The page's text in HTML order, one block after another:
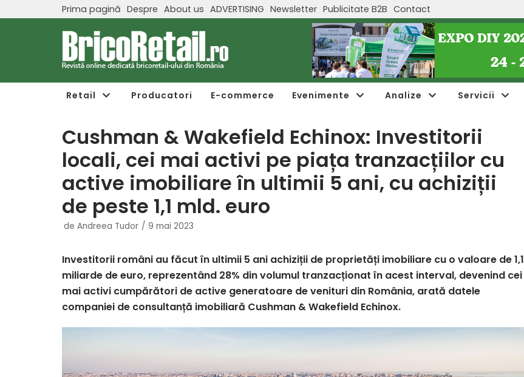
Prima pagină Despre About us ADVERTISING Newsletter Publicitate B2B Contact
Retail Producatori E-commerce Evenimente Analize Servicii
Cushman & Wakefield Echinox: Investitorii
locali, cei mai activi pe piața tranzacțiilor cu
active imobiliare în ultimii 5 ani, cu achiziții
de peste 1,1 mld. euro
de Andreea Tudor 9 mai 2023
Investitorii români au făcut în ultimii 5 ani achiziții de proprietăți imobiliare cu o valoare de 1,1
miliarde de euro, reprezentând 28% din volumul tranzacționat în acest interval, devenind cei
mai activi cumpărători de active generatoare de venituri din România, arată datele
companiei de consultanță imobiliară Cushman & Wakefield Echinox.